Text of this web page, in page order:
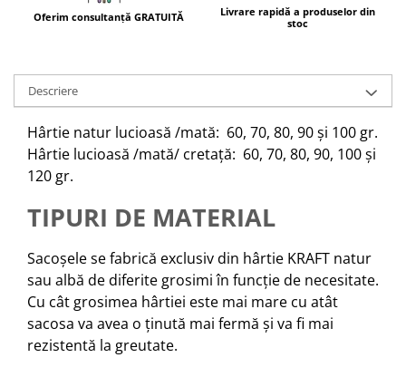
Oferim consultanță GRATUITĂ
Livrare rapidă a produselor din
stoc
Descriere
Hârtie natur lucioasă /mată: 60, 70, 80, 90 și 100 gr.
Hârtie lucioasă /mată/ cretață: 60, 70, 80, 90, 100 și
120 gr.
TIPURI DE MATERIAL
Sacoșele se fabrică exclusiv din hârtie KRAFT natur
sau albă de diferite grosimi în funcție de necesitate.
Cu cât grosimea hârtiei este mai mare cu atât
sacosa va avea o ținută mai fermă și va fi mai
rezistentă la greutate.